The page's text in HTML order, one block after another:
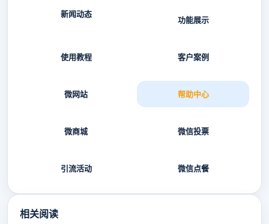
新闻动态
功能展示
使用教程 客户案例
微网站 帮助中心
微商城 微信投票
引流活动 微信点餐
相关阅读